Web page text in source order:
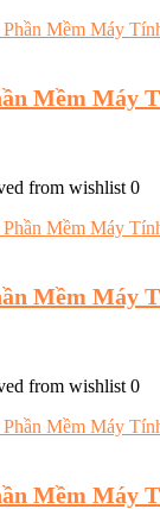
Mềm Máy
from wishlist 0
Mềm Máy
from wishlist 0
Mềm Máy